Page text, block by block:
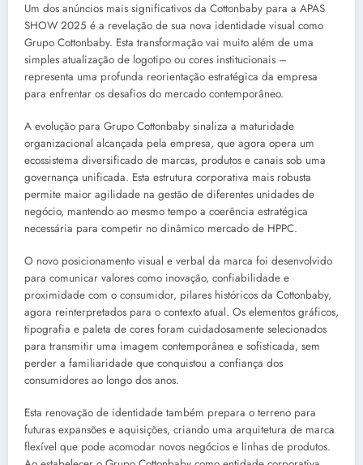
Um dos anúncios mais significativos da Cottonbaby para a APAS
SHOW 2025 é a revelação de sua nova identidade visual como
Grupo Cottonbaby. Esta transformação vai muito além de uma
simples atualização de logotipo ou cores institucionais –
representa uma profunda reorientação estratégica da empresa
para enfrentar os desafios do mercado contemporâneo.
A evolução para Grupo Cottonbaby sinaliza a maturidade
organizacional alcançada pela empresa, que agora opera um
ecossistema diversificado de marcas, produtos e canais sob uma
governança unificada. Esta estrutura corporativa mais robusta
permite maior agilidade na gestão de diferentes unidades de
negócio, mantendo ao mesmo tempo a coerência estratégica
necessária para competir no dinâmico mercado de HPPC.
O novo posicionamento visual e verbal da marca foi desenvolvido
para comunicar valores como inovação, confiabilidade e
proximidade com o consumidor, pilares históricos da Cottonbaby,
agora reinterpretados para o contexto atual. Os elementos gráficos,
tipografia e paleta de cores foram cuidadosamente selecionados
para transmitir uma imagem contemporânea e sofisticada, sem
perder a familiaridade que conquistou a confiança dos
consumidores ao longo dos anos.
Esta renovação de identidade também prepara o terreno para
futuras expansões e aquisições, criando uma arquitetura de marca
flexível que pode acomodar novos negócios e linhas de produtos.